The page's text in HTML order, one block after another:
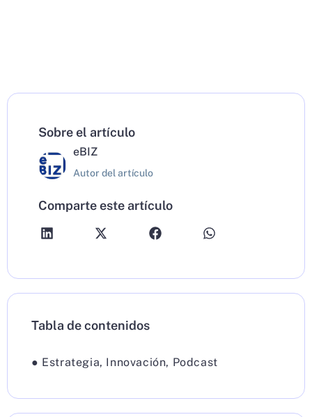
Sobre el artículo
eBIZ
Autor del artículo
Comparte este artículo
Tabla de contenidos
● Estrategia, Innovación, Podcast